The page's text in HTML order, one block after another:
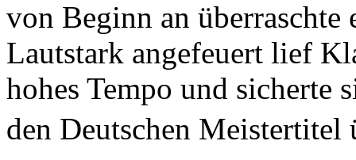
von Beginn an
Lautstark angefeuert lief
hohes Tempo und sicherte
den Deutschen